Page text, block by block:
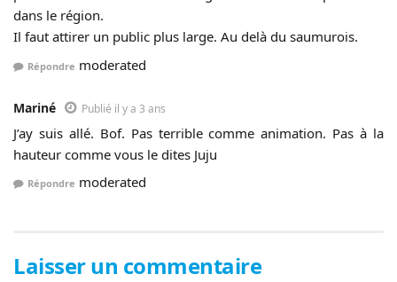
dans le région.
Il faut attirer un public plus large. Au delà du saumurois.
Répondre moderated
Mariné Publié il y a 3 ans
J’ay suis allé. Bof. Pas terrible comme animation. Pas à la
hauteur comme vous le dites Juju
Répondre moderated
Laisser un commentaire